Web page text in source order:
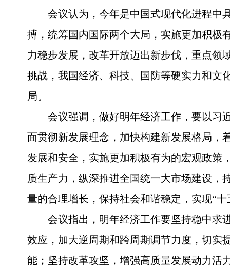
会议认为，今年是中国式现代化进程中
搏，统筹国内国际两个大局，实施更加积极
力稳步发展，改革开放迈出新步伐，重点领
挑战，我国经济、科技、国防等硬实力和文
局。
会议强调，做好明年经济工作，要以习
面贯彻新发展理念，加快构建新发展格局，
发展和安全，实施更加积极有为的宏观政策
质生产力，纵深推进全国统一大市场建设
量的合理增长，保持社会和谐稳定，实现“
会议指出，明年经济工作要坚持稳中求
效应，加大逆周期和跨周期调节力度，切实
能；坚持改革攻坚，增强高质量发展动力活